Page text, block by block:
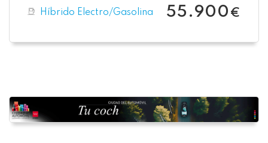
Híbrido Electro/Gasolina 55.900 €